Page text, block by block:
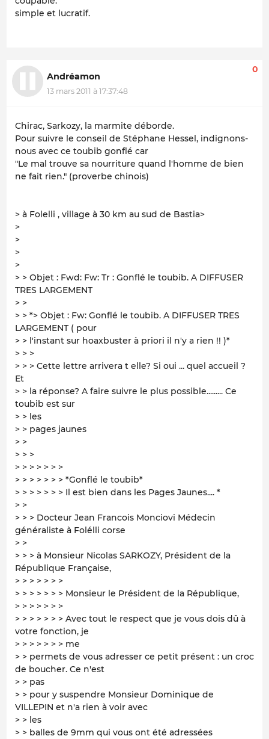
simple et lucratif.
Andréamon
13 mars 2011 à 17:37:48
0
Chirac, Sarkozy, la marmite déborde.
Pour suivre le conseil de Stéphane Hessel, indignons-
nous avec ce toubib gonflé car
"Le mal trouve sa nourriture quand l'homme de bien
ne fait rien." (proverbe chinois)
> à Folelli , village à 30 km au sud de Bastia>
>
>
>
>
> > Objet : Fwd: Fw: Tr : Gonflé le toubib. A DIFFUSER
TRES LARGEMENT
> >
> > *> Objet : Fw: Gonflé le toubib. A DIFFUSER TRES
LARGEMENT ( pour
> > l'instant sur hoaxbuster à priori il n'y a rien !! )*
> > >
> > > Cette lettre arrivera t elle? Si oui ... quel accueil ?
Et
> > la réponse? A faire suivre le plus possible......... Ce
toubib est sur
> > les
> > pages jaunes
> >
> > >
> > > > > > >
> > > > > > > *Gonflé le toubib*
> > > > > > > Il est bien dans les Pages Jaunes.... *
> >
> > > Docteur Jean Francois Monciovi Médecin
généraliste à Folélli corse
> >
> > > à Monsieur Nicolas SARKOZY, Président de la
République Française,
> > > > > > >
> > > > > > > Monsieur le Président de la République,
> > > > > > >
> > > > > > > Avec tout le respect que je vous dois dû à
votre fonction, je
> > > > > > > me
> > permets de vous adresser ce petit présent : un croc
de boucher. Ce n'est
> > pas
> > pour y suspendre Monsieur Dominique de
VILLEPIN et n'a rien à voir avec
> > les
> > balles de 9mm qui vous ont été adressées